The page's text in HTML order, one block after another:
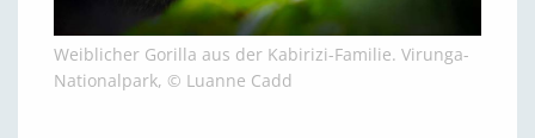
Weiblicher Gorilla aus der Kabirizi-Familie. Virunga-
Nationalpark, © Luanne Cadd